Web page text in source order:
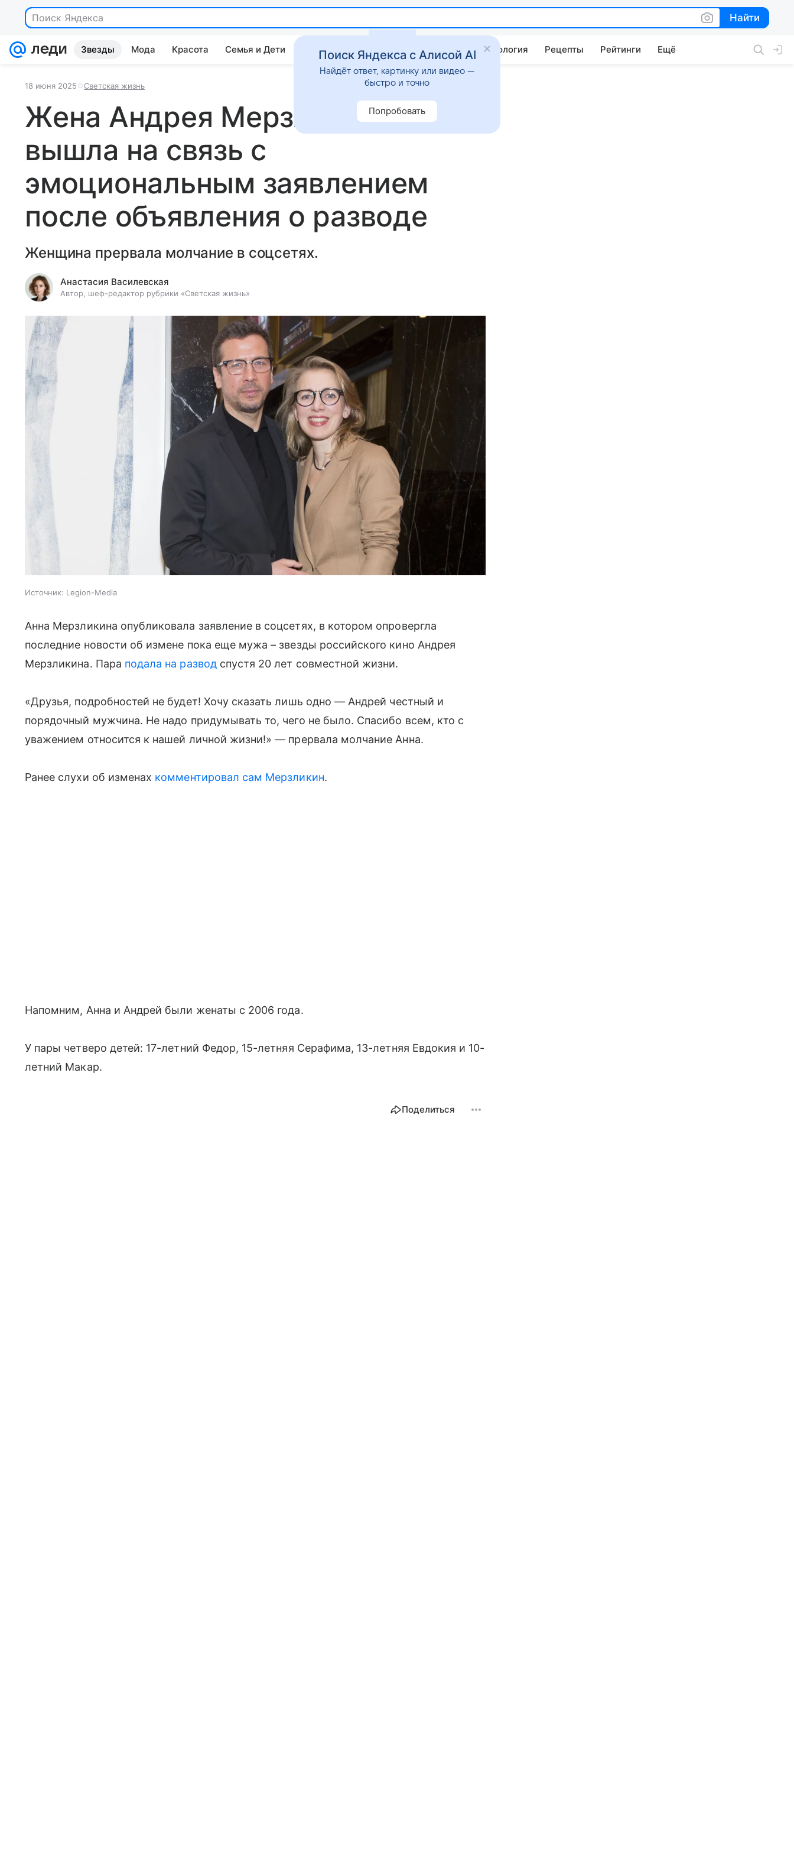
Поиск Яндекса Найти
Найти
Звезды Мода Красота Семья и Дети Дом Гороскопы Стиль жизни Психология Рецепты Рейтинги Ещё
18 июня 2025 Светская жизнь
Жена Андрея Мерзликина
вышла на связь с
эмоциональным заявлением
после объявления о разводе
Женщина прервала молчание в соцсетях.
Анастасия Василевская
Автор, шеф-редактор рубрики «Светская жизнь»
Источник: Legion-Media
Анна Мерзликина опубликовала заявление в соцсетях, в котором опровергла
последние новости об измене пока еще мужа – звезды российского кино Андрея
Мерзликина. Пара подала на разводспустя 20 лет совместной жизни.
«Друзья, подробностей не будет! Хочу сказать лишь одно — Андрей честный и
порядочный мужчина. Не надо придумывать то, чего не было. Спасибо всем, кто с
уважением относится к нашей личной жизни!» — прервала молчание Анна.
Ранее слухи об изменах комментировал сам Мерзликин.
Напомним, Анна и Андрей были женаты с 2006 года.
У пары четверо детей: 17-летний Федор, 15-летняя Серафима, 13-летняя Евдокия и 10-
летний Макар.
Поделиться
Поиск Яндекса с Алисой AI
Найдёт ответ, картинку или видео —
быстро и точно
Попробовать